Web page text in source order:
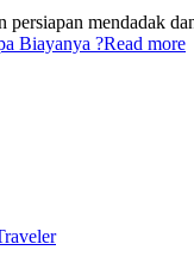
persiapan mendadak
Biayanya ?Read more